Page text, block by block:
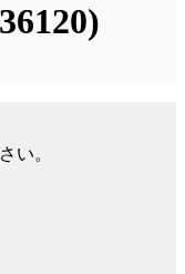
い。